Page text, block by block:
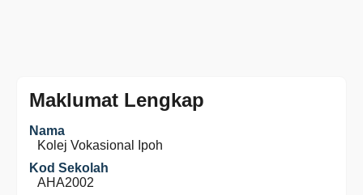
Maklumat Lengkap
Nama
Kolej Vokasional Ipoh
Kod Sekolah
AHA2002